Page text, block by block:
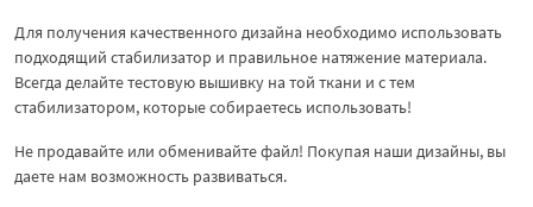
Для получения качественного дизайна необходимо использовать
подходящий стабилизатор и правильное натяжение материала.
Всегда делайте тестовую вышивку на той ткани и с тем
стабилизатором, которые собираетесь использовать!
Не продавайте или обменивайте файл! Покупая наши дизайны, вы
даете нам возможность развиваться.